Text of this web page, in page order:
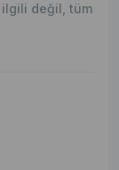
değil, tüm